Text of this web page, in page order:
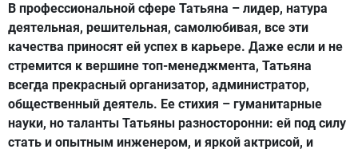
В профессиональной сфере Татьяна – лидер, натура
деятельная, решительная, самолюбивая, все эти
качества приносят ей успех в карьере. Даже если и не
стремится к вершине топ-менеджмента, Татьяна
всегда прекрасный организатор, администратор,
общественный деятель. Ее стихия – гуманитарные
науки, но таланты Татьяны разносторонни: ей под силу
стать и опытным инженером, и яркой актрисой, и